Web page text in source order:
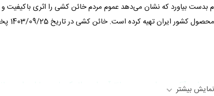
از سوی مردم بدست بیاورد که نشان می‌دهد عموم مردم خائن کشی را اثری باکیفیت
تهیه‌کننده خائن
چون امیر آقایی
نمایش بیشتر